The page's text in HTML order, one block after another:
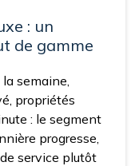
: un
de gamme
semaine,
propriétés
: le segment
progresse,
service plutôt